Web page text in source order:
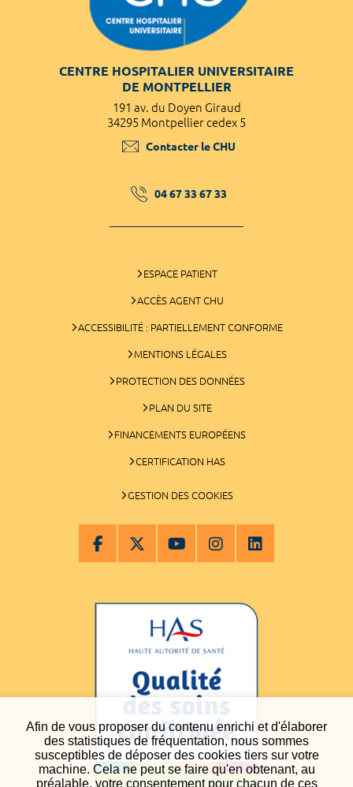
Afin de vous proposer du contenu enrichi et d'élaborer
des statistiques de fréquentation, nous sommes
susceptibles de déposer des cookies tiers sur votre
machine. Cela ne peut se faire qu'en obtenant, au
préalable, votre consentement pour chacun de ces
CENTRE HOSPITALIER UNIVERSITAIRE
DE MONTPELLIER
191 av. du Doyen Giraud
34295 Montpellier cedex 5
Contacter le CHU
04 67 33 67 33
ESPACE PATIENT
ACCÈS AGENT CHU
ACCESSIBILITÉ : PARTIELLEMENT CONFORME
MENTIONS LÉGALES
PROTECTION DES DONNÉES
PLAN DU SITE
FINANCEMENTS EUROPÉENS
CERTIFICATION HAS
GESTION DES COOKIES